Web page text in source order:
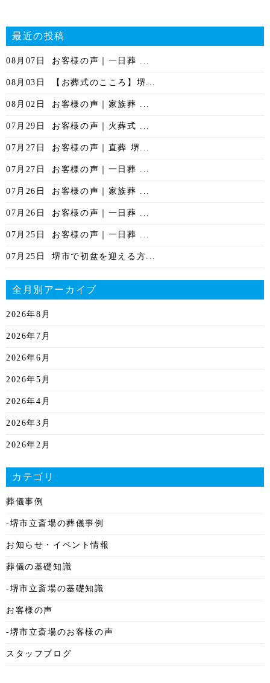
最近の投稿
08月07日 お客様の声｜一日葬 ...
08月03日 【お葬式のこころ】堺...
08月02日 お客様の声｜家族葬 ...
07月29日 お客様の声｜火葬式 ...
07月27日 お客様の声｜直葬 堺...
07月27日 お客様の声｜一日葬 ...
07月26日 お客様の声｜家族葬 ...
07月26日 お客様の声｜一日葬 ...
07月25日 お客様の声｜一日葬 ...
07月25日 堺市で初盆を迎える方...
全月別アーカイブ
2026年8月
2026年7月
2026年6月
2026年5月
2026年4月
2026年3月
2026年2月
2026年1月
2025年12月
カテゴリ
葬儀事例
-堺市立斎場の葬儀事例
お知らせ・イベント情報
葬儀の基礎知識
-堺市立斎場の基礎知識
お客様の声
-堺市立斎場のお客様の声
スタッフブログ